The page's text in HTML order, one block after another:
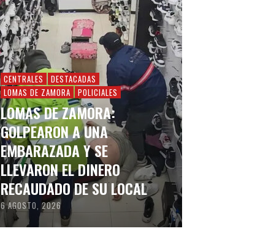
CENTRALES
DESTACADAS
LOMAS DE ZAMORA
POLICIALES
LOMAS DE ZAMORA:
GOLPEARON A UNA
EMBARAZADA Y SE
LLEVARON EL DINERO
RECAUDADO DE SU LOCAL
6 AGOSTO, 2026